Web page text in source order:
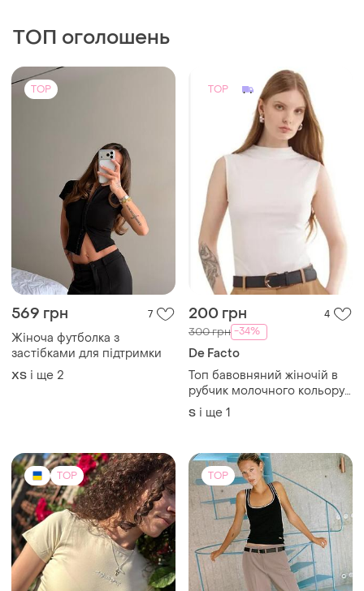
569 грн
Жіноча футболка з
застібками для підтримки
ХS і ще
200 грн
300 грн
De Facto
Топ бавовняний жiночій в
рубчик молочного кольору
defacto
S і ще 1
TOP TOP